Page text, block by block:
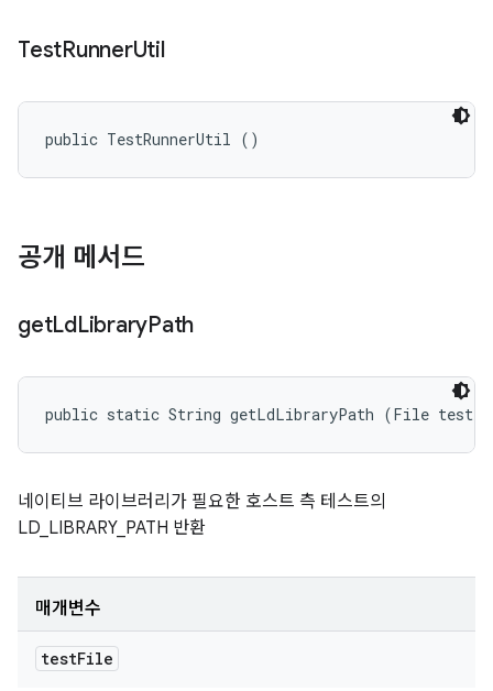
TestRunnerUtil
public TestRunnerUtil ()
공개 메서드
getLdLibraryPath
public static String getLdLibraryPath (File
네이티브 라이브러리가 필요한 호스트 측 테스트의
LD_LIBRARY_PATH 반환
매개변수
testFile